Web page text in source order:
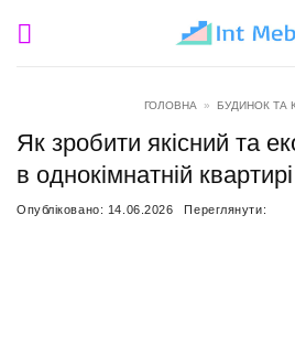
ГОЛОВНА » БУДИНОК ТА
Як зробити якісний та
в однокімнатній
Опубліковано: 14.06.2026 Переглянути: